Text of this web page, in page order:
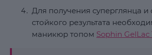
Для получения суперглянца и
стойкого результата
маникюр топом Sophin GelLac